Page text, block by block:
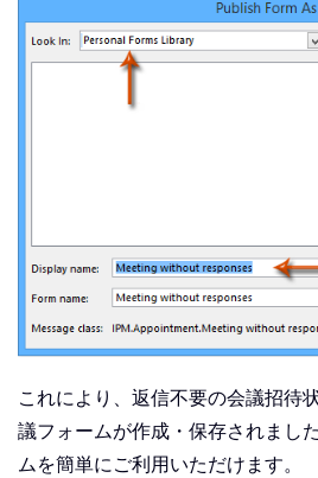
これにより、返信不要の会議招待
議フォームが作成・保存されまし
ムを簡単にご利用いただけます。